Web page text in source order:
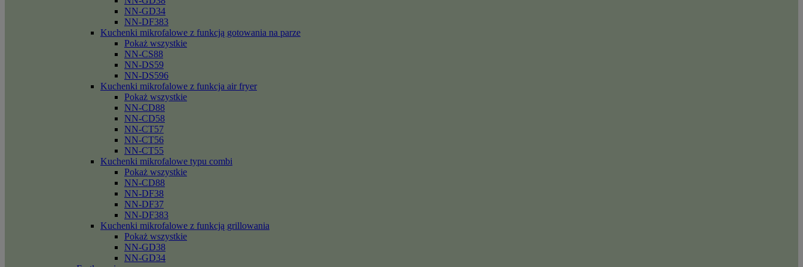
NN-GD34
NN-DF383
Kuchenki mikrofalowe z funkcją gotowania na parze
Pokaż wszystkie
NN-CS88
NN-DS59
NN-DS596
Kuchenki mikrofalowe z funkcja air fryer
Pokaż wszystkie
NN-CD88
NN-CD58
NN-CT57
NN-CT56
NN-CT55
Kuchenki mikrofalowe typu combi
Pokaż wszystkie
NN-CD88
NN-DF38
NN-DF37
NN-DF383
Kuchenki mikrofalowe z funkcją grillowania
Pokaż wszystkie
NN-GD38
NN-GD34